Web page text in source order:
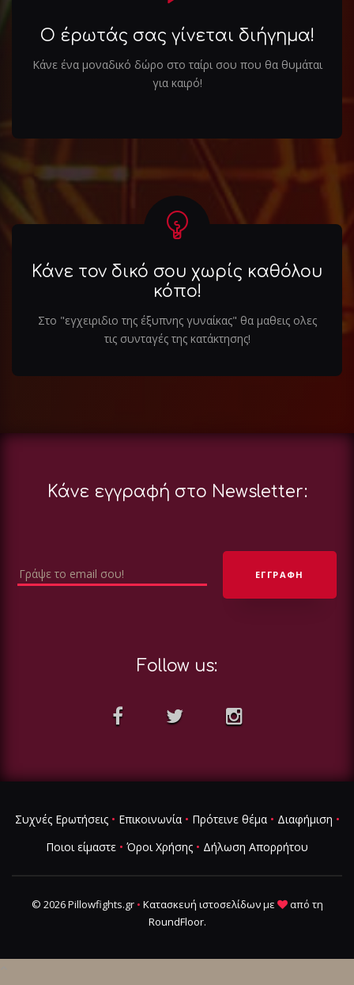
Ο έρωτάς σας γίνεται διήγημα!
Κάνε ένα μοναδικό δώρο στο ταίρι σου που θα θυμάται
για καιρό!
Κάνε τον δικό σου χωρίς καθόλου
κόπο!
Στο "εγχειριδιο της έξυπνης γυναίκας" θα μαθεις ολες
τις συνταγές της κατάκτησης!
Κάνε εγγραφή στο Newsletter:
Follow us:
Συχνές Ερωτήσεις• Επικοινωνία• Πρότεινε θέμα• Διαφήμιση •
Ποιοι είμαστε • Όροι Χρήσης • Δήλωση Απορρήτου
© 2026 Pillowfights.gr • Κατασκευή ιστοσελίδωνμε
από τη
RoundFloor.